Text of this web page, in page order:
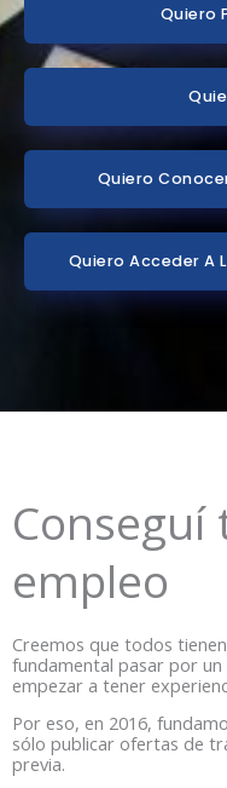
Quiero
Quiero
Quiero Acceder A
empleo
Creemos que todos
fundamental pasar por
empezar a tener
Por eso, en 2016,
sólo publicar ofertas de
previa.